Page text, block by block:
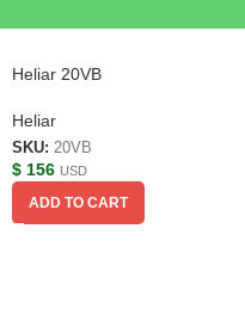
Heliar 20VB
Heliar
SKU: 20VB
$ 156 USD
ADD TO CART